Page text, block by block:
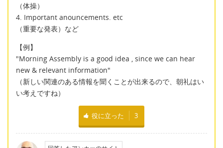
（体操）
4. Important anouncements. etc
（重要な発表）など
【例】
"Morning Assembly is a good idea , since we can hear
new & relevant information"
（新しい関連のある情報を聞くことが出来るので、朝礼はい
い考えですね）
役に立った 3